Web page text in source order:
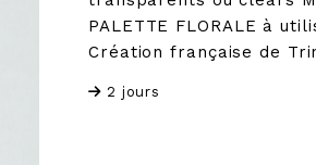
PALETTE FLORALE à
Création française de
2 jours